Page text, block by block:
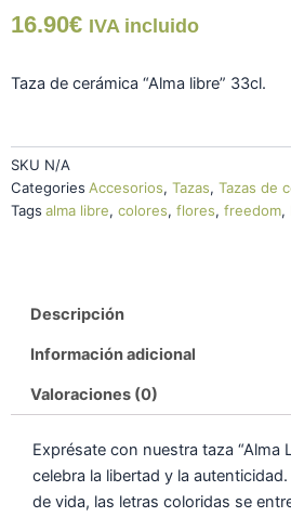
16.90€ IVA incluido
Taza de cerámica “Alma libre” 33cl.
SKU N/A
Categories Accesorios, Tazas, Tazas de
Tags alma libre, colores, flores, freedom,
Descripción
Información adicional
Valoraciones (0)
Exprésate con nuestra taza “Alma
celebra la libertad y la
de vida, las letras coloridas se